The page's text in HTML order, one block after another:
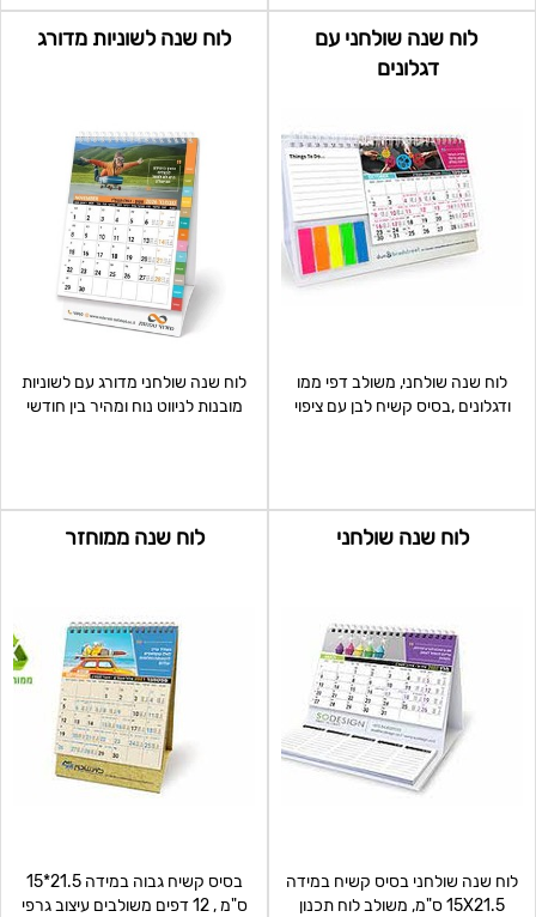
לוח שנה שולחני עם
דגלונים
לוח שנה שולחני, משולב דפי ממו
ודגלונים ,בסיס קשיח לבן עם ציפוי
לוח שנה לשוניות מדורג
לוח שנה שולחני מדורג עם לשוניות
מובנות לניווט נוח ומהיר בין חודשי
לוח שנה שולחני
לוח שנה שולחני בסיס קשיח במידה
15X21.5 ס"מ, משולב לוח תכנון
לוח שנה ממוחזר
בסיס קשיח גבוה במידה 21.5*15
ס"מ , 12 דפים משולבים עיצוב גרפי